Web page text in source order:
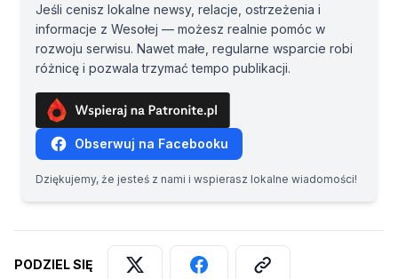
Jeśli cenisz lokalne newsy, relacje, ostrzeżenia i
informacje z Wesołej — możesz realnie pomóc w
rozwoju serwisu. Nawet małe, regularne wsparcie robi
różnicę i pozwala trzymać tempo publikacji.
Obserwuj na Facebooku
Dziękujemy, że jesteś z nami i wspierasz lokalne wiadomości!
PODZIEL SIĘ